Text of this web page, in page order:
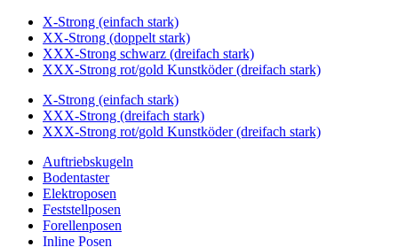
X-Strong (einfach stark)
XX-Strong (doppelt stark)
XXX-Strong schwarz (dreifach stark)
XXX-Strong rot/gold Kunstköder (dreifach stark)
X-Strong (einfach stark)
XXX-Strong (dreifach stark)
XXX-Strong rot/gold Kunstköder (dreifach stark)
Auftriebskugeln
Bodentaster
Elektroposen
Feststellposen
Forellenposen
Inline Posen